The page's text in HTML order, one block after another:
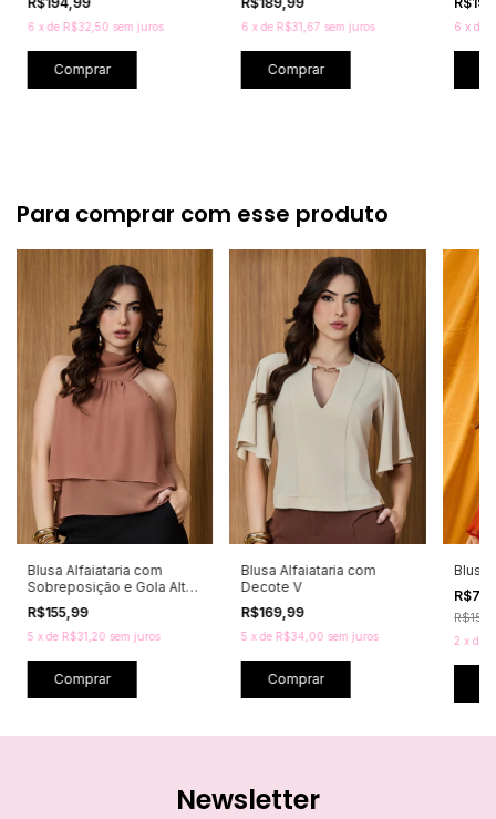
6 xde R$32,50 sem juros
Comprar
6 xde R$31,67 sem juros
Comprar
6 x de
Para comprar com esse produto
Blusa Alfaiataria com
Sobreposição e Gola Alta
Drapeada
R$155,99
5 xde R$31,20 sem juros
Comprar
Blusa Alfaiataria com
Decote V
R$169,99
5 xde R$34,00 sem juros
Comprar
Blusa
2 x de
Newsletter